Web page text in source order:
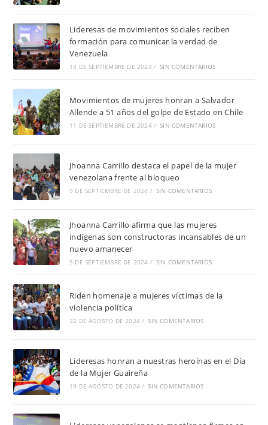
Lideresas de movimientos sociales reciben
formación para comunicar la verdad de
Venezuela
13 DE SEPTIEMBRE DE 2024 / SIN COMENTARIOS
Movimientos de mujeres honran a Salvador
Allende a 51 años del golpe de Estado en Chile
11 DE SEPTIEMBRE DE 2024 / SIN COMENTARIOS
Jhoanna Carrillo destaca el papel de la mujer
venezolana frente al bloqueo
9 DE SEPTIEMBRE DE 2024 / SIN COMENTARIOS
Jhoanna Carrillo afirma que las mujeres
indígenas son constructoras incansables de un
nuevo amanecer
5 DE SEPTIEMBRE DE 2024 / SIN COMENTARIOS
Riden homenaje a mujeres víctimas de la
violencia política
22 DE AGOSTO DE 2024 / SIN COMENTARIOS
Lideresas honran a nuestras heroínas en el Día
de la Mujer Guaireña
19 DE AGOSTO DE 2024 / SIN COMENTARIOS